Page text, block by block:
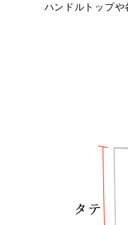
ハンドルトップや